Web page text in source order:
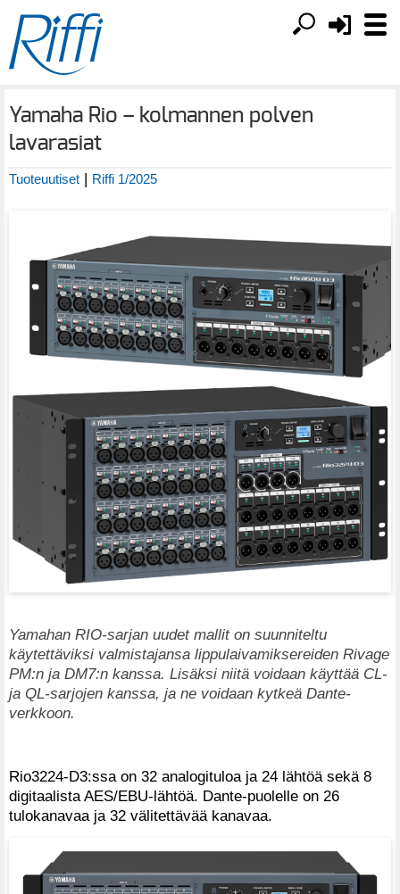
Yamaha Rio – kolmannen polven
lavarasiat
Tuoteuutiset | Riffi 1/2025
Yamahan RIO-sarjan uudet mallit on suunniteltu
käytettäviksi valmistajansa lippulaivamiksereiden Rivage
PM:n ja DM7:n kanssa. Lisäksi niitä voidaan käyttää CL-
ja QL-sarjojen kanssa, ja ne voidaan kytkeä Dante-
verkkoon.
Rio3224-D3:ssa on 32 analogituloa ja 24 lähtöä sekä 8
digitaalista AES/EBU-lähtöä. Dante-puolelle on 26
tulokanavaa ja 32 välitettävää kanavaa.